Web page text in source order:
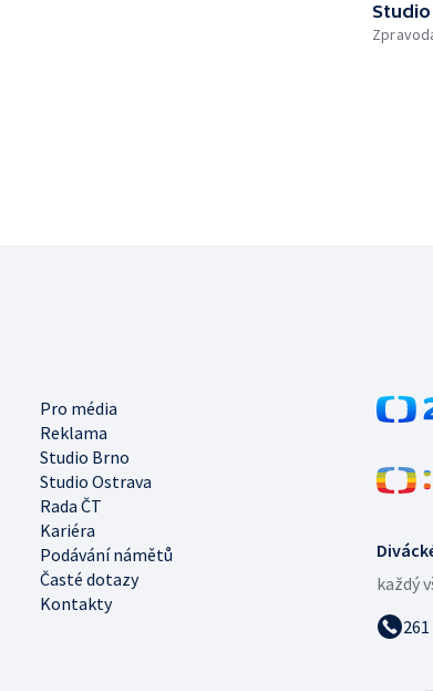
Studio
každý
Pro média
Reklama
Studio Brno
Studio Ostrava
Rada ČT
Kariéra
Podávání námětů
Časté dotazy
Kontakty